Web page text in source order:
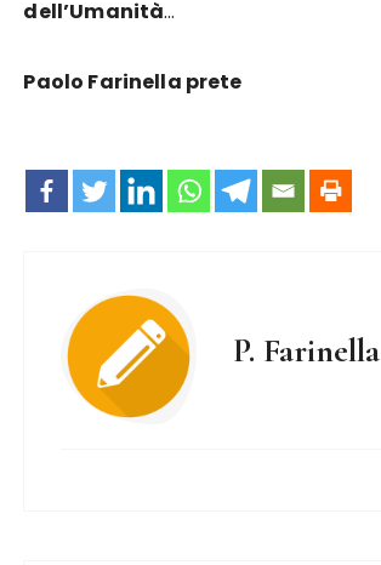
dell’Umanità…
Paolo Farinella prete
P. Farinella